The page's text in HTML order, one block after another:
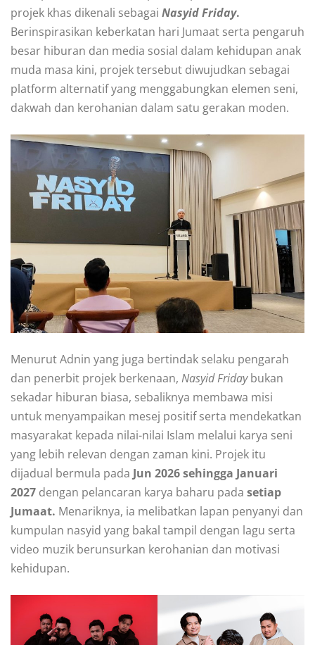
projek khas dikenali sebagai Nasyid Friday.
Berinspirasikan keberkatan hari Jumaat serta pengaruh
besar hiburan dan media sosial dalam kehidupan anak
muda masa kini, projek tersebut diwujudkan sebagai
platform alternatif yang menggabungkan elemen seni,
dakwah dan kerohanian dalam satu gerakan moden.
Menurut Adnin yang juga bertindak selaku pengarah
dan penerbit projek berkenaan, Nasyid Fridaybukan
sekadar hiburan biasa, sebaliknya membawa misi
untuk menyampaikan mesej positif serta mendekatkan
masyarakat kepada nilai-nilai Islam melalui karya seni
yang lebih relevan dengan zaman kini. Projek itu
dijadual bermula pada Jun 2026 sehingga Januari
2027 dengan pelancaran karya baharu pada setiap
Jumaat. Menariknya, ia melibatkan lapan penyanyi dan
kumpulan nasyid yang bakal tampil dengan lagu serta
video muzik berunsurkan kerohanian dan motivasi
kehidupan.